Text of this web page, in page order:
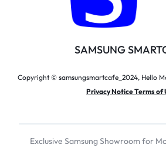
SAMSUNG
Copyright © samsungsmartcafe_2024, Hello
Privacy Notice Terms of
Exclusive Samsung Showroom for